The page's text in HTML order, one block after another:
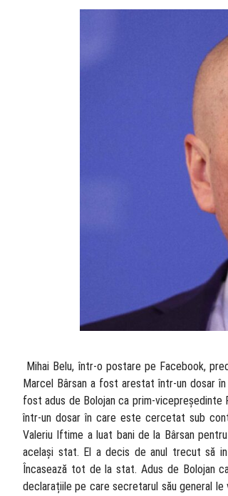
Mihai Belu, într-o postare pe Facebook,
Marcel Bârsan a fost arestat într-un dosar
fost adus de Bolojan ca prim-
într-un dosar în care este cercetat sub
Valeriu Iftime a luat bani de la Bârsan
același stat. El a decis de anul trecut să
Încasează tot de la stat. Adus de Bolojan
declarațiile pe care secretarul său general le